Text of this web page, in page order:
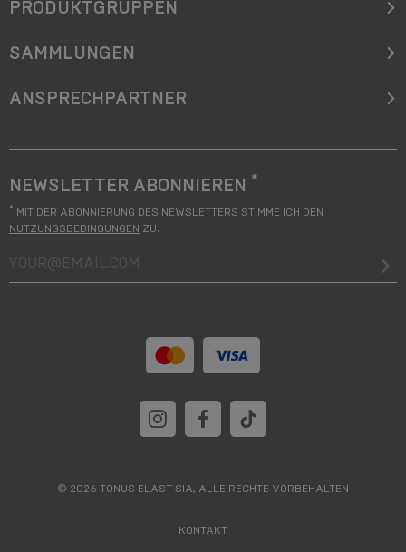
PRODUKTGRUPPEN
SAMMLUNGEN
ANSPRECHPARTNER
NEWSLETTER ABONNIEREN *
* MIT DER ABONNIERUNG DES NEWSLETTERS STIMME ICH DEN
NUTZUNGSBEDINGUNGEN ZU.
your@email.com
© 2026 TONUS ELAST SIA, ALLE RECHTE VORBEHALTEN
KONTAKT